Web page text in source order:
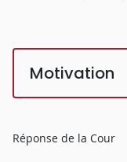
Motivation
Réponse de la Cour